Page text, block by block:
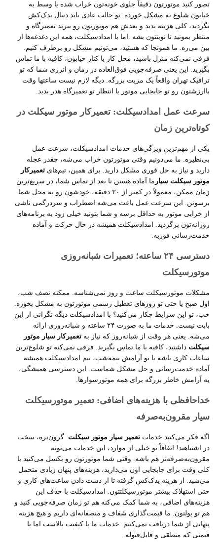
تصور کنید موتورتون دقیقاً جلوی خونه‌تون خراب شده یا وسط یه
خیابون شلوغ به مشکل خورده. تو حالت عادی باید دنبال یدک‌کش
بگردید، کلی هزینه بدید و بعدش هم موتورتون رو ببرید تعمیرگاه و
منتظر بمونید تا نوبتتون بشه . اما با امدادسیکلت، همه این دغدغه‌ها از
بین می‌ره. ما همونجا که هستید، می‌تونیم مشکل رو برطرف کنیم.
فرقی نمی‌کنه منزل باشید، محل کار یا کنار خیابون، کافیه با ما تماس
بگیرید. این یعنی صرفه‌جویی فوق‌العاده در زمان و انرژی شما که تو
ترافیک تهران واقعاً یک مزیت بزرگه. دیگه لازم نیست ساعتها وقت
باارزشتون رو تو جابجایی موتور یا انتظار تو تعمیرگاه هدر بدید.
سرعت عمل امدادسیکلت: تعمیرکار موتور سیکلت در
کوتاه‌ترین زمان
یکی از مهم‌ترین ویژگی‌های خدمات امدادسیکلت، سرعت عمل
بی‌نظیره. ما می‌دونیم وقتی موتورتون خراب می‌شه، چقدر عجله
دارید و نیاز به حل فوری مشکل دارید. برای همین، تیم‌هایتعمیرکار
موتور سیکلت سیار ما آماده هستن تا بعد از تماس شما، در سریع‌ترین
زمان ممکن، معمولاً در کمتر از
۳۰ دقیقه، خودشون رو به محل شما
برسونن. این سرعت عمل باعث می‌شه اضطراب و سردرگمی ناشی
از خرابی موتور به حداقل برسه و شما بتونید خیلی زود به برنامه‌های
روزانه‌تون برگردید. امدادسیکلت همیشه در حال حرکت و آماده
خدمت‌رسانی فوریه.
دسترسی۲۴ ساعته؛ تعمیرات شبانه‌روزی
موتورسیکلت
مشکلات موتورسیکلت ساعت و روز نمی‌شناسه. ممکنه نصف شب،
اول صبح یا حتی تو روزهای تعطیل رسمی موتورتون به مشکل بخوره.
خب، تو این شرایط چکار می‌کنید؟ با امدادسیکلت دیگه نگرانی از این
بابت نیست. خدمات ما به صورت ۲۴ ساعته و شبانه‌روزی ارائه
می‌شه. یعنی هر وقت از شبانه‌روز که نیاز بهتعمیرکار سیار موتور
سیکلت داشتید، کافیه با ما تماس بگیرید. فرقی نمی‌کنه تو شلوغ‌ترین
ساعات کاری باشه یا تو آرامش نیمه‌شب، تیم امدادسیکلت همیشه
آماده خدمت‌رسانی و حل مشکل شماست. این دسترسی همیشگی،
یه آرامش خاطر بزرگه برای همه موتورسوارها.
خداحافظی با هزینه‌های اضافی: تعمیر موتورسیکلت
سیار مقرون‌به‌صرفه
اگه فکر می‌کنید خدماتتعمیر سیار موتور سیکلت گرون‌تره، سخت
در اشتباهید! اتفاقاً تو خیلی از موارد، این خدمات می‌تونه
مقرون‌به‌صرفه‌تر هم باشه. وقتی شما موتورتون رو بکسل می‌کنید یا
کلی وقت برای جابجایی اون می‌ذارید، هزینه‌های پنهان زیادی متحمل
می‌شید. از هزینه یدک‌کش گرفته تا از دست دادن ساعت‌های کاری و
حتی استهلاک بیشتر موتورسیکلتتون. امدادسیکلت با حذف این
هزینه‌های اضافی، به شما کمک می‌کنه هم تو زمان صرفه‌جویی کنید و
هم تو پولتون. ما قیمت‌گذاری شفاف و منصفانه‌ای داریم و هیچ هزینه
پنهانی از شما دریافت نمی‌کنیم. خدمات ما با کیفیت بالاست اما با
قیمتی که منطقی و قابل‌قبوله.